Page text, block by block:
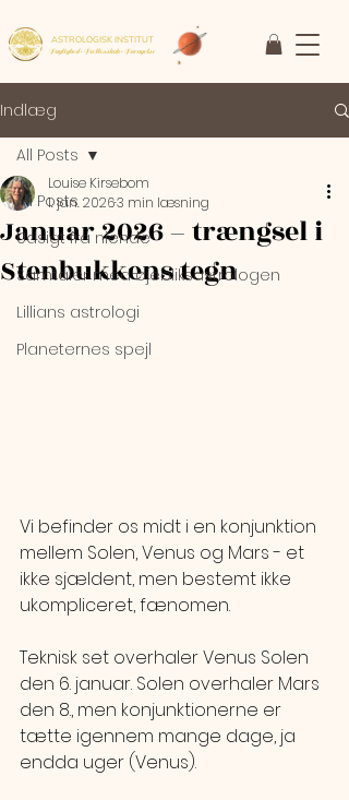
ASTROLOGISK INSTITUT
Faglighed • Fællesskab• Fornyelse
Indlæg
All Posts
Udsigt fra niende
Samtaler med øjebliksastrologen
Lillians astrologi
Planeternes spejl
All Posts
Januar 2026 – trængsel i
Stenbukkens tegn
Louise Kirsebom
1. jan. 20263 min læsning
Vi befinder os midt i en konjunktion
mellem Solen, Venus og Mars - et
ikke sjældent, men bestemt ikke
ukompliceret, fænomen.
Teknisk set overhaler Venus Solen
den 6. januar. Solen overhaler Mars
den 8., men konjunktionerne er
tætte igennem mange dage, ja
endda uger (Venus).